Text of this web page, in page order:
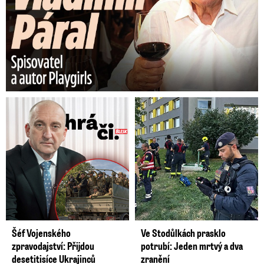
Šéf Vojenského
zpravodajství: Přijdou
desetitisíce Ukrajinců
Ve Stodůlkách prasklo
potrubí: Jeden mrtvý a dva
zranění